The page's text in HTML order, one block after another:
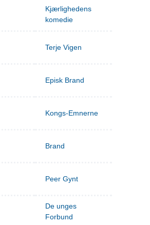
Kjærlighedens
komedie
Terje Vigen
Episk Brand
Kongs-Emnerne
Brand
Peer Gynt
De unges
Forbund